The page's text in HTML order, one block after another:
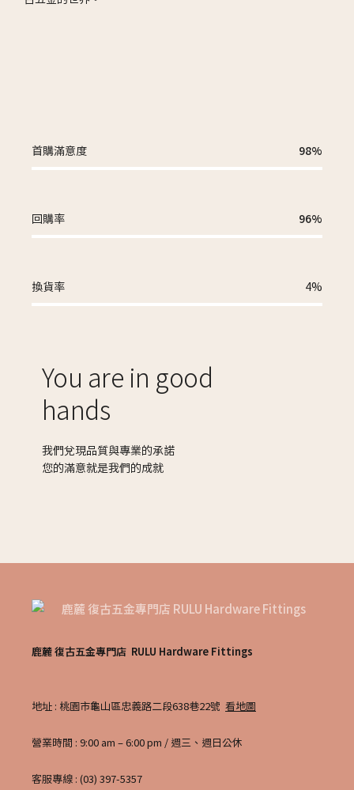
首購滿意度 98%
回購率 96%
換貨率 4%
You are in good
hands
我們兌現品質與專業的承諾
您的滿意就是我們的成就
鹿麓 復古五金專門店 RULU Hardware Fittings
地址 : 桃園市龜山區忠義路二段638巷22號 看地圖
營業時間 : 9:00 am – 6:00 pm / 週三、週日公休
客服專線 : (03) 397-5357